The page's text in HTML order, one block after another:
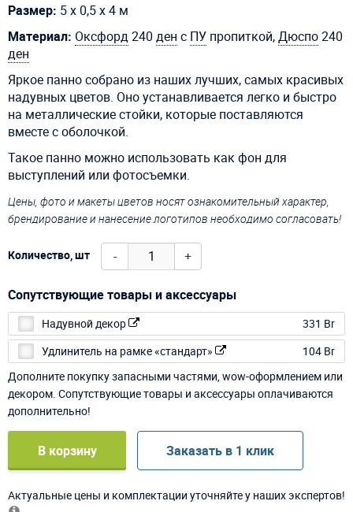
Размер: 5 х 0,5 х 4 м
Материал: Оксфорд240 ден с ПУ пропиткой,Дюспо240
ден
Яркое панно собрано из наших лучших, самых красивых
надувных цветов. Оно устанавливается легко и быстро
на металлические стойки, которые поставляются
вместе с оболочкой.
Такое панно можно использовать как фон для
выступлений или фотосъемки.
Цены, фото и макеты цветов носят ознакомительный характер,
брендирование и нанесение логотипов необходимо согласовать!
Количество, шт - +
Сопутствующие товары и аксессуары
Надувной декор
331 Br
Удлинитель на рамке «стандарт»
104 Br
Дополните покупку запасными частями, wow-оформлением или
декором. Сопутствующие товары и аксессуары оплачиваются
дополнительно!
В корзину Заказать в 1 клик
Актуальные цены и комплектации уточняйте у наших экспертов!